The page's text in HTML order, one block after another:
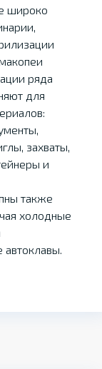
широко
ряда
для
захваты,
и
также
холодные
автоклавы.